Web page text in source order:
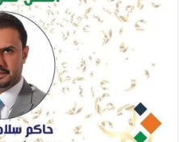
النواب يقر
القاضي يلتقي رؤساء تحرير
على شراكة
دعوة المكلفين بخدمة العلم